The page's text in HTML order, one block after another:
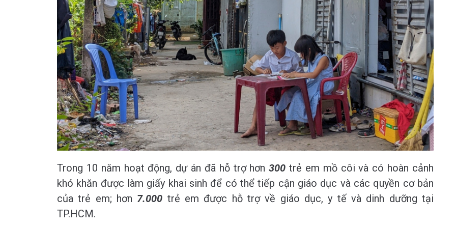
Trong 10 năm hoạt động, dự án đã hỗ trợ hơn300 trẻ em mồ côi và có hoàn cảnh
khó khăn được làm giấy khai sinh để có thể tiếp cận giáo dục và các quyền cơ bản
của trẻ em; hơn 7.000 trẻ em được hỗ trợ về giáo dục, y tế và dinh dưỡng tại
TP.HCM.